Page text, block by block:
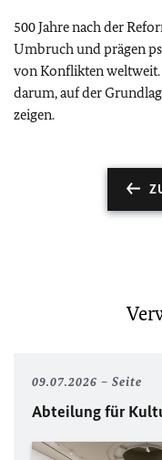
500 Jahre nach der
Umbruch und prägen
von Konflikten weltweit.
darum, auf der
zeigen.
09.07.2026 Seite
Abteilung für